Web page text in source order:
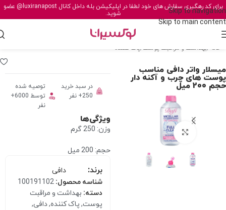
Skip to navigation
Skip to main content
برای کد رهگیری سفارش های خود لطفا در اپلیکیشن بله داخل کانال@luxiranapost عضو
شوید.
خانه /بهداشت و مراقبت پوست /پاک کننده
میسلار واتر دافی مناسب
پوست های چرب و آکنه دار
حجم 200 میل
برای بزرگنمایی کلیک کنید
در سبد خرید
250+ نفر
توصیه شده
توسط 6000+
نفر
ویژگی‌ها
وزن: 250 گرم
حجم: 200 میل
برند:
دافی
شناسه محصول: 100191102
دسته: بهداشت و مراقبت
پوست, پاک کننده,دافی,